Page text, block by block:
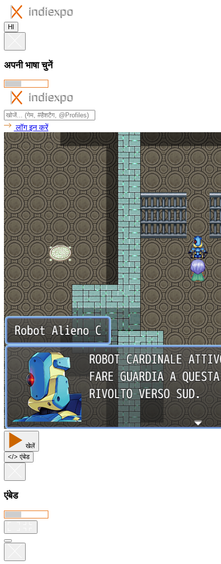
HI
अपनी भाषा चुनें
लॉग इन करें
खेलें
</> एंबेड
एंबेड